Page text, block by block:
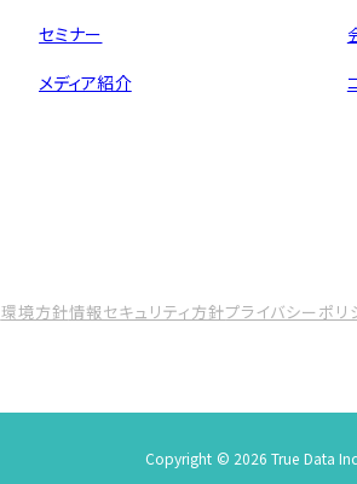
セミナー
メディア紹介
環境方針情報セキュリティ方針プライバシーポリ
Copyright © 2026 True Data